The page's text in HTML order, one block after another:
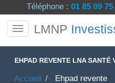
Téléphone : 01 85 09 75
LMNP
EHPAD REVENTE LNA SANTÉ
Accueil Ehpad revente